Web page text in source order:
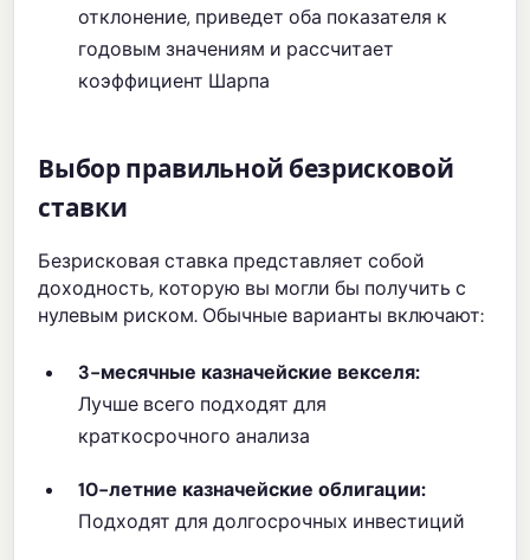
отклонение, приведет оба показателя к
годовым значениям и рассчитает
коэффициент Шарпа
Выбор правильной безрисковой
ставки
Безрисковая ставка представляет собой
доходность, которую вы могли бы получить с
нулевым риском. Обычные варианты включают:
3-месячные казначейские векселя:
Лучше всего подходят для
краткосрочного анализа
10-летние казначейские облигации:
Подходят для долгосрочных инвестиций